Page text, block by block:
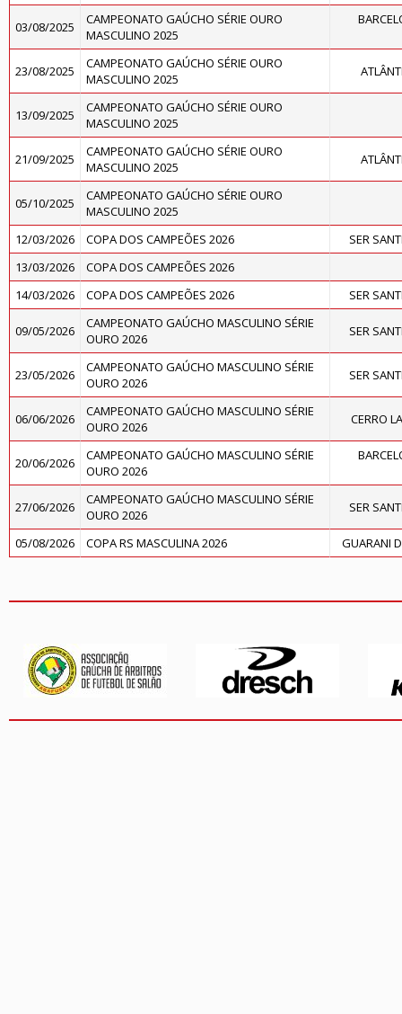
03/08/2025
CAMPEONATO GAÚCHO SÉRIE OURO
MASCULINO 2025
23/08/2025
CAMPEONATO GAÚCHO SÉRIE OURO
MASCULINO 2025
13/09/2025
CAMPEONATO GAÚCHO SÉRIE OURO
MASCULINO 2025
21/09/2025
CAMPEONATO GAÚCHO SÉRIE OURO
MASCULINO 2025
05/10/2025
CAMPEONATO GAÚCHO SÉRIE OURO
MASCULINO 2025
12/03/2026
COPA DOS CAMPEÕES 2026
SER
13/03/2026
COPA DOS CAMPEÕES 2026
14/03/2026
COPA DOS CAMPEÕES 2026 SER
09/05/2026
CAMPEONATO GAÚCHO MASCULINO SÉRIE
OURO 2026
SER
23/05/2026
CAMPEONATO GAÚCHO MASCULINO SÉRIE
OURO 2026
SER
06/06/2026
CAMPEONATO GAÚCHO MASCULINO SÉRIE
OURO 2026
CERRO
20/06/2026
CAMPEONATO GAÚCHO MASCULINO SÉRIE
OURO 2026
27/06/2026
CAMPEONATO GAÚCHO MASCULINO SÉRIE
OURO 2026
SER
05/08/2026 COPA RS MASCULINA 2026 GUARANI